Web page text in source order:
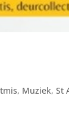
, Muziek,St